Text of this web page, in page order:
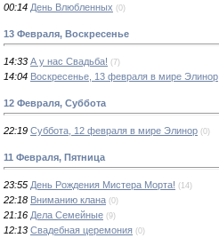
00:14 День Влюбленных (0)
13 Февраля, Воскресенье
14:33 А у нас Свадьба! (7)
14:04 Воскресенье, 13 февраля в мире Элинор
12 Февраля, Суббота
22:19 Суббота, 12 февраля в мире Элинор (0)
11 Февраля, Пятница
23:55 День Рождения Мистера Морта! (14)
22:18 Вниманию клана (0)
21:16 Дела Семейные (9)
12:13 Свадебная церемония (0)